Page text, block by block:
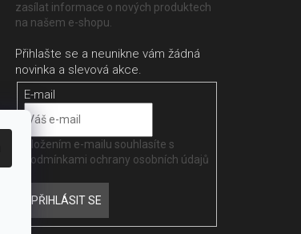
zasílat informace o nových produktech
na našem e-shopu.
E-mail
Vložením e-mailu souhlasíte s
podmínkami ochrany osobních údajů
PŘIHLÁSIT SE